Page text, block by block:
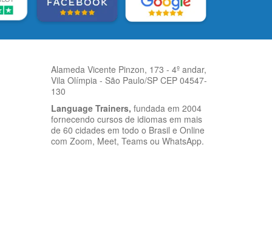
Alameda Vicente Pinzon, 173 - 4º andar,
Vila Olímpia - São Paulo/SP CEP 04547-
130
Language Trainers, fundada em 2004
fornecendo cursos de idiomas em mais
de 60 cidades em todo o Brasil e Online
com Zoom, Meet, Teams ou WhatsApp.